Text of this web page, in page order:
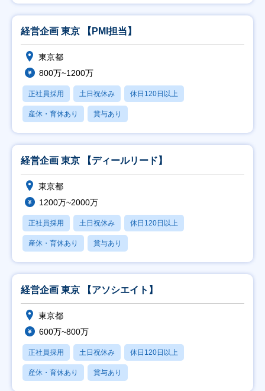
経営企画 東京 【PMI担当】
東京都
800万~1200万
正社員採用 土日祝休み 休日120日以上
産休・育休あり 賞与あり
経営企画 東京 【ディールリード】
東京都
1200万~2000万
正社員採用 土日祝休み 休日120日以上
産休・育休あり 賞与あり
経営企画 東京 【アソシエイト】
東京都
600万~800万
正社員採用 土日祝休み 休日120日以上
産休・育休あり 賞与あり